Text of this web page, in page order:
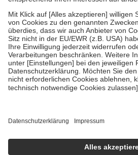
stärken und die besondere Stellung der
fallenkeine Zuzahlungenan bei:
• Kindern und Jugendlichen bis zum
mit Ausnahme der Fahrkosten
• Untersuchungen zur Vorsorge und
GKV getragen werden
• empfohlenen Schutzimpfungen
• Harn- und Blutteststreifen
getroffen, um sicherzustellen, dass es
https://help.etrusted.com/hc/de/articles/